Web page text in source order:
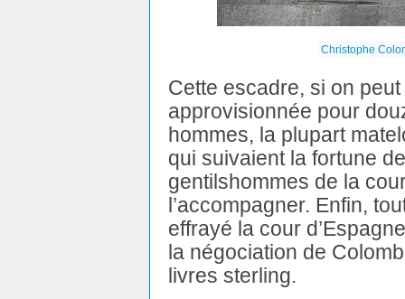
Christophe
Cette escadre, si on
approvisionnée pour
hommes, la plupart
qui suivaient la fortune
gentilshommes de la
l’accompagner. Enfin,
effrayé la cour
la négociation de
livres sterling.